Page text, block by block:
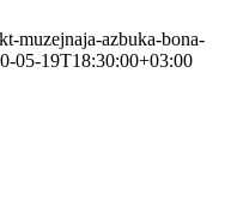
muzejnaja-azbuka-bona-
05-19T18:30:00+03:00